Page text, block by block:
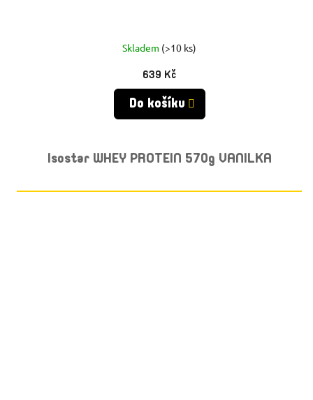
Skladem (>10 ks)
639 Kč
Do košíku
Isostar WHEY PROTEIN 570g VANILKA